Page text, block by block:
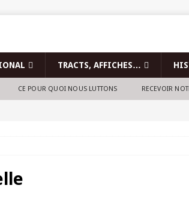
TRACTS, AFFICHES…
CE POUR QUOI NOUS LUTTONS RECEVOIR